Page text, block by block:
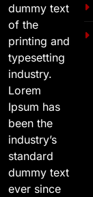
dummy text
of the
printing and
typesetting
industry.
Lorem
Ipsum has
been the
industry’s
standard
dummy text
ever since